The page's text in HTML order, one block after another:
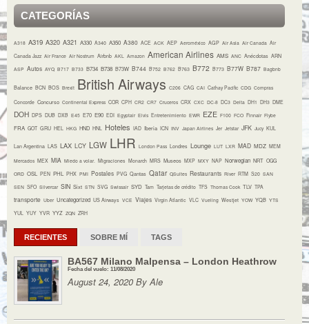
CATEGORÍAS
A318 A319 A320 A321 A330 A340 A350 A380 ACE ACK AEP Aeroméxico AGP Air Asia Air Canada Air
Canada Jazz Air France Air Nostrum Airbnb AKL Amazon American Airlines AMS ANC Anécdotas ARN
ASP Autos AYQ B717 B733 B734 B738 B73W B744 B752 B762 B763 B772 B773 B77W B787 Bagbnb
Balance BCN BOS Brexit British Airways C206 CAG CAI Cathay Pacific CDG Compras
Concorde Concurso Continental Express COR CPH CR2 CR7 Cruceros CRX CXC DC-8 DC3 Delta DH1 DH3 DME
DOH DPS DUB DXB E45 E70 E90 EDI Egyptair Elvis Entretenimiento EWR EZE F100 FCO Finnair Flybe
FRA GOT GRU HEL HKG HND HNL Hoteles IAD Iberia ICN INV Japan Airlines Jer Jetstar JFK Jucy KUL
Lan Argentina LAS LAX LCY LGW LHR London Pass Londres Lounge LUT LXR MAD MDZ MEM
Mercados MEX MIA Miedo a volar. Migraciones Monarch MRS Museos MXP MXY NAP Norwegian NRT OGG
ORD OSL PEN PHL PHX PMI Postales PVG Qantas Qatar QSuites Restaurants River RTM S20 SAN
SEN SFO Silvercar SIN Sixt STN SVG Swissair SYD Tam Tarjetas de crédito TFS Thomas Cook TLV TPA
transporte Uber Uncategorized US Airways VCE Viajes Virgin Atlantic VLC Vueling Westjet YOW YQB YTS
YUL YUY YVR YYZ ZQN ZRH
RECIENTES SOBRE MÍ TAGS
BA567 Milano Malpensa – London Heathrow
Fecha del vuelo: 11/08/2020
August 24, 2020 By Ale